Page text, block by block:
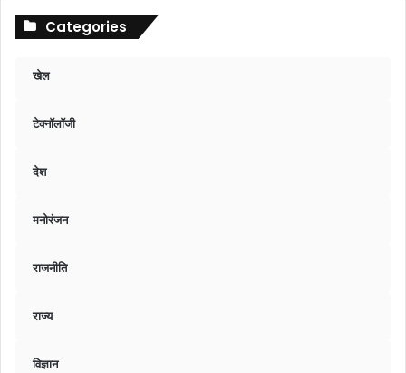
Categories
खेल
टेक्नॉलॉजी
देश
मनोरंजन
राजनीति
राज्य
विज्ञान